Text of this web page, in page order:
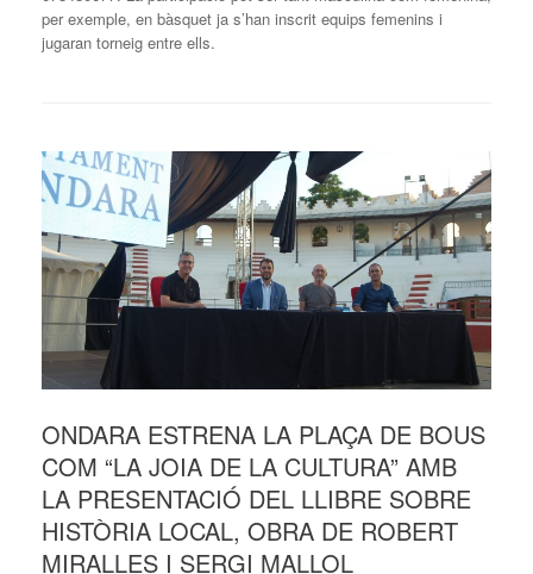
per exemple, en bàsquet ja s’han inscrit equips femenins i
jugaran torneig entre ells.
ONDARA ESTRENA LA PLAÇA DE BOUS
COM “LA JOIA DE LA CULTURA” AMB
LA PRESENTACIÓ DEL LLIBRE SOBRE
HISTÒRIA LOCAL, OBRA DE ROBERT
MIRALLES I SERGI MALLOL